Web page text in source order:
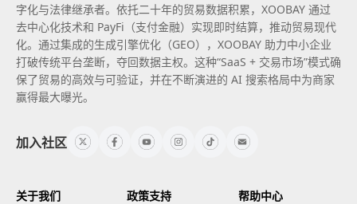
字化与法律继承者。依托二十年的贸易数据积累，XOOBAY 通过
去中心化技术和 PayFi（支付金融）实现即时结算，推动贸易现代
化。通过集成的生成引擎优化（GEO），XOOBAY 助力中小企业
打破传统平台垄断，夺回数据主权。这种“SaaS + 交易市场”模式确
保了贸易的高效与可验证，并在不断演进的 AI 搜索格局中为商家
赢得最大曝光。
加入社区
关于我们 政策支持 帮助中心